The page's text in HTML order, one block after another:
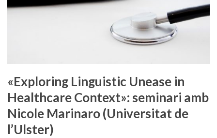
«Exploring Linguistic Unease in
Healthcare Context»: seminari amb
Nicole Marinaro (Universitat de
l’Ulster)